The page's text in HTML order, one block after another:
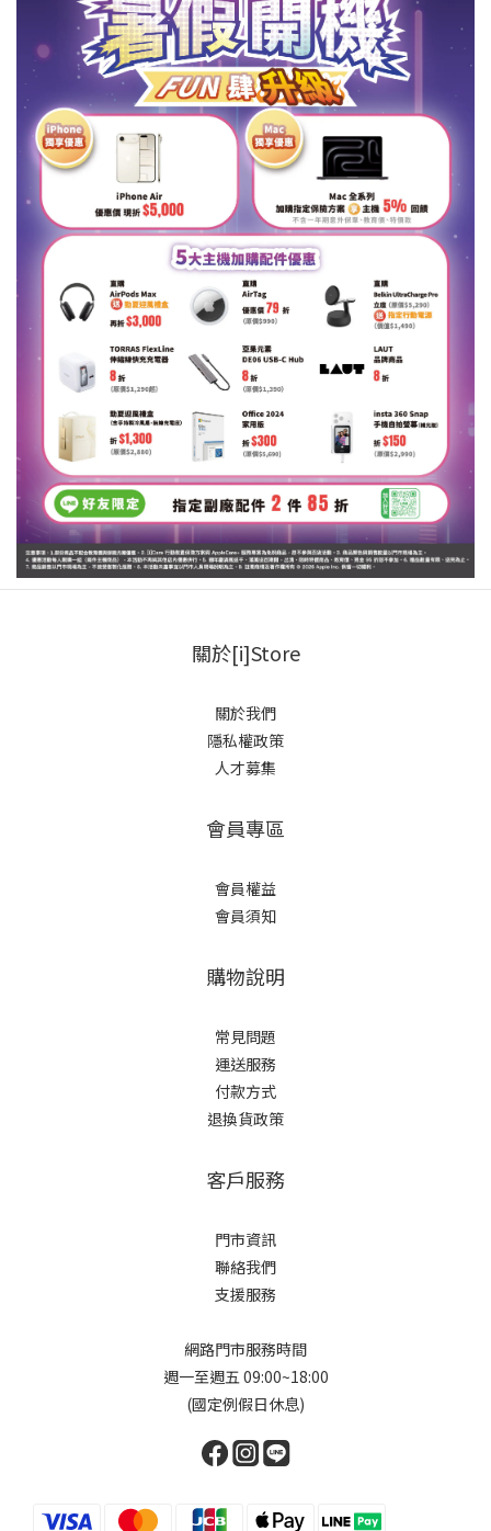
關於[i]Store
關於我們
隱私權政策
人才募集
會員專區
會員權益
會員須知
購物說明
常見問題
運送服務
付款方式
退換貨政策
客戶服務
門市資訊
聯絡我們
支援服務
網路門市服務時間
週一至週五 09:00~18:00
(國定例假日休息)